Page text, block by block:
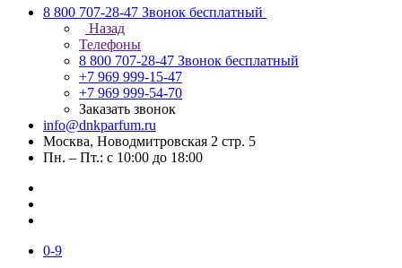
8 800 707-28-47 Звонок бесплатный
Назад
Телефоны
8 800 707-28-47 Звонок бесплатный
+7 969 999-15-47
+7 969 999-54-70
Заказать звонок
info@dnkparfum.ru
Москва, Новодмитровская 2 стр. 5
Пн. – Пт.: с 10:00 до 18:00
0-9